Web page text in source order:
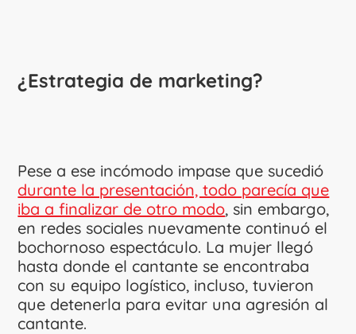
¿Estrategia de marketing?
Pese a ese incómodo impase que sucedió
durante la presentación, todo parecía que
iba a finalizar de otro modo, sin embargo,
en redes sociales nuevamente continuó el
bochornoso espectáculo. La mujer llegó
hasta donde el cantante se encontraba
con su equipo logístico, incluso, tuvieron
que detenerla para evitar una agresión al
cantante.